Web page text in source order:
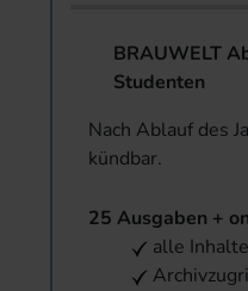
BRAUWELT
Studenten
Nach Ablauf des
kündbar.
25 Ausgaben +
alle